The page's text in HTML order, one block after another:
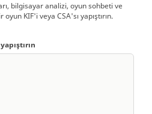
bilgisayar analizi, oyun sohbeti ve
KIF'i veya CSA'sı yapıştırın.